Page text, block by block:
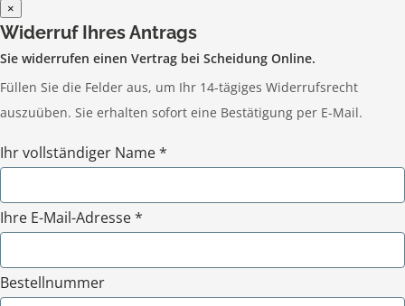
×
Widerruf Ihres Antrags
Sie widerrufen einen Vertrag bei Scheidung Online.
Füllen Sie die Felder aus, um Ihr 14-tägiges Widerrufsrecht
auszuüben. Sie erhalten sofort eine Bestätigung per E-Mail.
Ihr vollständiger Name *
Ihre E-Mail-Adresse *
Bestellnummer